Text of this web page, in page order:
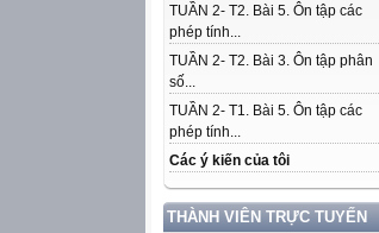
TUẦN 2- T2. Bài 5. Ôn tập các
phép tính...
TUẦN 2- T2. Bài 3. Ôn tập phân
số...
TUẦN 2- T1. Bài 5. Ôn tập các
phép tính...
Các ý kiến của tôi
THÀNH VIÊN TRỰC TUYẾN